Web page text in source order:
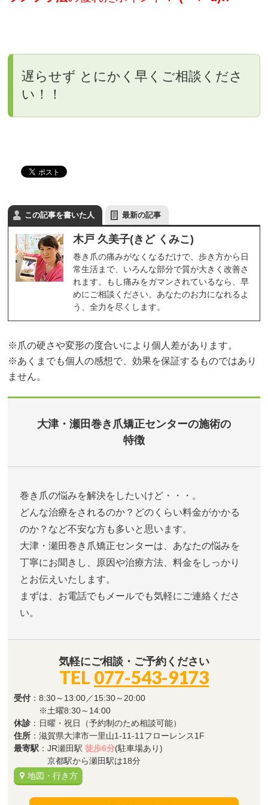
遅らせず とにかく早くご相談くださ
い！！
この記事を書いた人 最新の記事
木戸 久美子(きど くみこ)
巻き爪の痛みがなくなるだけで、歩き方から日
常生活まで、いろんな部分で質が大きく改善さ
れます。もし痛みをガマンされているなら、早
めにご相談ください。あなたのお力になれるよ
う、全力を尽くします。
※爪の硬さや変形の度合いにより個人差があります。
※あくまでも個人の感想で、効果を保証するものではあり
ません。
大津・瀬田巻き爪矯正センターの施術の
特徴
巻き爪の悩みを解決をしたいけど・・・。
どんな治療をされるのか？どのくらい料金がかかる
のか？など不安な方も多いと思います。
大津・瀬田巻き爪矯正センターは、あなたの悩みを
丁寧にお聞きし、原因や治療方法、料金をしっかり
とお伝えいたします。
まずは、お電話でもメールでも気軽にご連絡くださ
い。
気軽にご相談・ご予約ください
TEL 077-543-9173
受付 ：8:30～13:00／15:30～20:00
※土曜8:30～14:00
休診 ：日曜・祝日（予約制のため相談可能）
住所 ：滋賀県大津市一里山1-11-11フローレンス1F
最寄駅 ：JR瀬田駅徒歩6分(駐車場あり)
京都駅から瀬田駅は18分
地図・行き方